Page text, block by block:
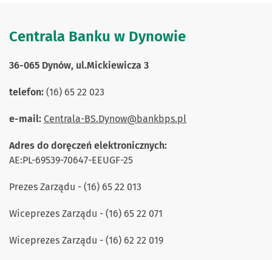
Centrala Banku w Dynowie
36-065 Dynów, ul.Mickiewicza 3
telefon: (16) 65 22 023
e-mail: Centrala-BS.Dynow@bankbps.pl
Adres do doręczeń elektronicznych:
AE:PL-69539-70647-EEUGF-25
Prezes Zarządu - (16) 65 22 013
Wiceprezes Zarządu - (16) 65 22 071
Wiceprezes Zarządu - (16) 62 22 019